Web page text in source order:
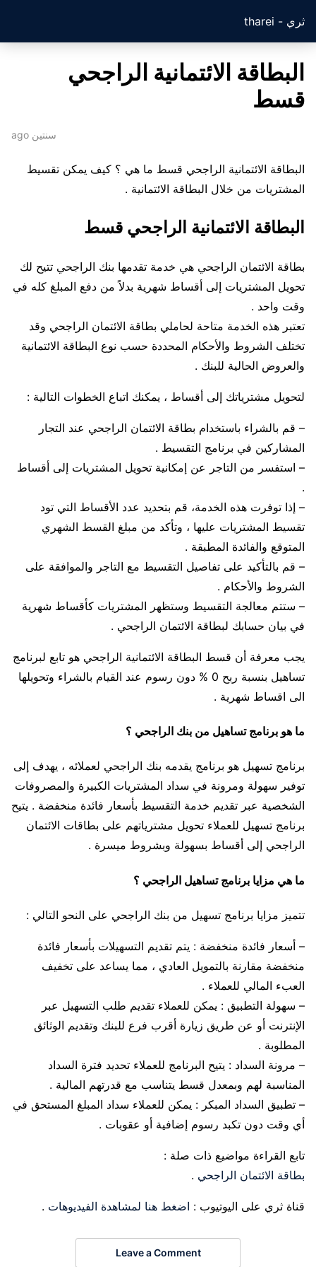
ثري - tharei
البطاقة الائتمانية الراجحي
قسط
سنتين ago
البطاقة الائتمانية الراجحي قسط ما هي ؟ كيف يمكن تقسيط
المشتريات من خلال البطاقة الائتمانية .
البطاقة الائتمانية الراجحي قسط
بطاقة الائتمان الراجحي هي خدمة تقدمها بنك الراجحي تتيح لك
تحويل المشتريات إلى أقساط شهرية بدلاً من دفع المبلغ كله في
وقت واحد .
تعتبر هذه الخدمة متاحة لحاملي بطاقة الائتمان الراجحي وقد
تختلف الشروط والأحكام المحددة حسب نوع البطاقة الائتمانية
والعروض الحالية للبنك .
لتحويل مشترياتك إلى أقساط ، يمكنك اتباع الخطوات التالية :
– قم بالشراء باستخدام بطاقة الائتمان الراجحي عند التجار
المشاركين في برنامج التقسيط .
– استفسر من التاجر عن إمكانية تحويل المشتريات إلى أقساط
.
– إذا توفرت هذه الخدمة، قم بتحديد عدد الأقساط التي تود
تقسيط المشتريات عليها ، وتأكد من مبلغ القسط الشهري
المتوقع والفائدة المطبقة .
– قم بالتأكيد على تفاصيل التقسيط مع التاجر والموافقة على
الشروط والأحكام .
– ستتم معالجة التقسيط وستظهر المشتريات كأقساط شهرية
في بيان حسابك لبطاقة الائتمان الراجحي .
يجب معرفة أن قسط البطاقة الائتمانية الراجحي هو تابع لبرنامج
تساهيل بنسبة ربح 0 % دون رسوم عند القيام بالشراء وتحويلها
الى اقساط شهرية .
ما هو برنامج تساهيل من بنك الراجحي ؟
برنامج تسهيل هو برنامج يقدمه بنك الراجحي لعملائه ، يهدف إلى
توفير سهولة ومرونة في سداد المشتريات الكبيرة والمصروفات
الشخصية عبر تقديم خدمة التقسيط بأسعار فائدة منخفضة . يتيح
برنامج تسهيل للعملاء تحويل مشترياتهم على بطاقات الائتمان
الراجحي إلى أقساط بسهولة وبشروط ميسرة .
ما هي مزايا برنامج تساهيل الراجحي ؟
تتميز مزايا برنامج تسهيل من بنك الراجحي على النحو التالي :
– أسعار فائدة منخفضة : يتم تقديم التسهيلات بأسعار فائدة
منخفضة مقارنة بالتمويل العادي ، مما يساعد على تخفيف
العبء المالي للعملاء .
– سهولة التطبيق : يمكن للعملاء تقديم طلب التسهيل عبر
الإنترنت أو عن طريق زيارة أقرب فرع للبنك وتقديم الوثائق
المطلوبة .
– مرونة السداد : يتيح البرنامج للعملاء تحديد فترة السداد
المناسبة لهم وبمعدل قسط يتناسب مع قدرتهم المالية .
– تطبيق السداد المبكر : يمكن للعملاء سداد المبلغ المستحق في
أي وقت دون تكبد رسوم إضافية أو عقوبات .
تابع القراءة مواضيع ذات صلة :
بطاقة الائتمان الراجحي .
قناة ثري على اليوتيوب : اضغط هنا لمشاهدة الفيديوهات .
Leave a Comment